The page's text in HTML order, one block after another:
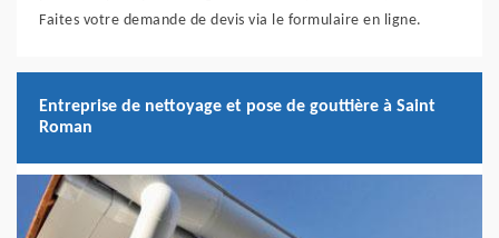
Faites votre demande de devis via le formulaire en ligne.
Entreprise de nettoyage et pose de gouttière à Saint
Roman